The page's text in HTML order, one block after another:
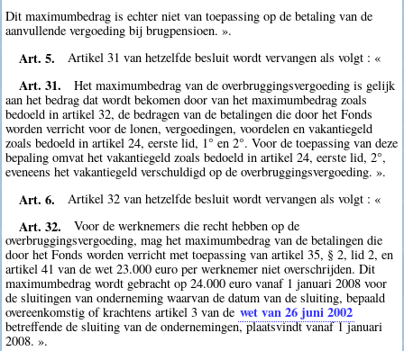
Dit maximumbedrag is echter niet van toepassing op de betaling van de
aanvullende vergoeding bij brugpensioen. ».
Art. 5. Artikel 31 van hetzelfde besluit wordt vervangen als volgt : «
Art. 31.
Het maximumbedrag van de overbruggingsvergoeding is gelijk
aan het bedrag dat wordt bekomen door van het maximumbedrag zoals
bedoeld in artikel 32, de bedragen van de betalingen die door het Fonds
worden verricht voor de lonen, vergoedingen, voordelen en vakantiegeld
zoals bedoeld in artikel 24, eerste lid, 1° en 2°. Voor de toepassing van deze
bepaling omvat het vakantiegeld zoals bedoeld in artikel 24, eerste lid, 2°,
eveneens het vakantiegeld verschuldigd op de overbruggingsvergoeding. ».
Art. 6. Artikel 32 van hetzelfde besluit wordt vervangen als volgt : «
Art. 32.
Voor de werknemers die recht hebben op de
overbruggingsvergoeding, mag het maximumbedrag van de betalingen die
door het Fonds worden verricht met toepassing van artikel 35, § 2, lid 2, en
artikel 41 van de wet 23.000 euro per werknemer niet overschrijden. Dit
maximumbedrag wordt gebracht op 24.000 euro vanaf 1 januari 2008 voor
de sluitingen van onderneming waarvan de datum van de sluiting, bepaald
overeenkomstig of krachtens artikel 3 van de wet van 26 juni 2002
betreffende de sluiting van de ondernemingen, plaatsvindt vanaf 1 januari
2008. ».